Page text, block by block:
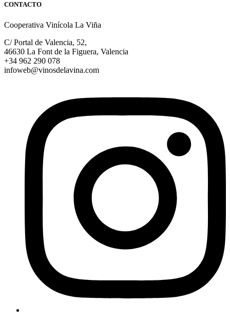
CONTACTO
Cooperativa Vinícola La Viña
C/ Portal de Valencia, 52,
46630 La Font de la Figuera, Valencia
+34 962 290 078
infoweb@vinosdelavina.com